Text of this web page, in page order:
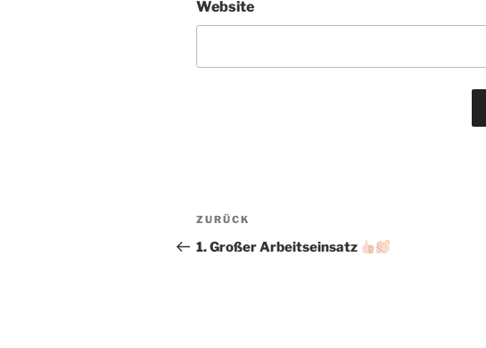
Website
Beitragsnavigation
Vorheriger
Beitrag
ZURÜCK
1. Großer Arbeitseinsatz